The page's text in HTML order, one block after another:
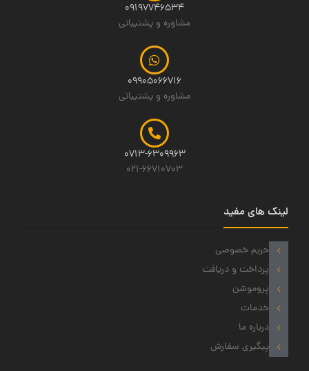
09197746534
مشاوره و پشتیبانی
09905066716
مشاوره و پشتیبانی
0713-6309963
021-66710703
لینک های مفید
حریم خصوصی
پرداخت و دریافت
پروموشن
خدمات
درباره ما
پیگیری سفارش